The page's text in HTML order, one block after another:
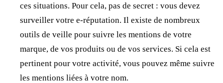
ces situations. Pour cela, pas de secret : vous devez
surveiller votre e-réputation. Il existe de nombreux
outils de veille pour suivre les mentions de votre
marque, de vos produits ou de vos services. Si cela est
pertinent pour votre activité, vous pouvez même suivre
les mentions liées à votre nom.